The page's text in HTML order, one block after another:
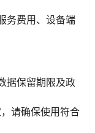
务费用、设备端
据保留期限及政
请确保使用符合